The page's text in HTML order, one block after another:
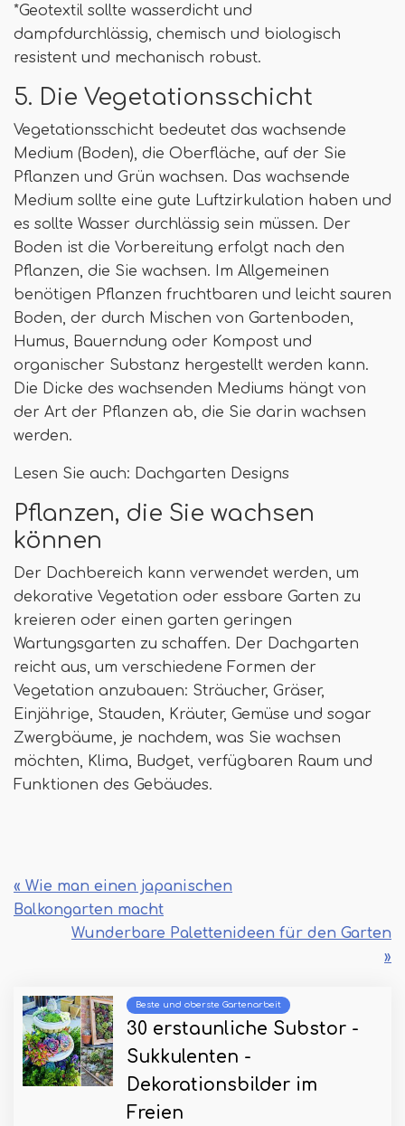
*Geotextil sollte wasserdicht und
dampfdurchlässig, chemisch und biologisch
resistent und mechanisch robust.
5. Die Vegetationsschicht
Vegetationsschicht bedeutet das wachsende
Medium (Boden), die Oberfläche, auf der Sie
Pflanzen und Grün wachsen. Das wachsende
Medium sollte eine gute Luftzirkulation haben und
es sollte Wasser durchlässig sein müssen. Der
Boden ist die Vorbereitung erfolgt nach den
Pflanzen, die Sie wachsen. Im Allgemeinen
benötigen Pflanzen fruchtbaren und leicht sauren
Boden, der durch Mischen von Gartenboden,
Humus, Bauerndung oder Kompost und
organischer Substanz hergestellt werden kann.
Die Dicke des wachsenden Mediums hängt von
der Art der Pflanzen ab, die Sie darin wachsen
werden.
Lesen Sie auch: Dachgarten Designs
Pflanzen, die Sie wachsen
können
Der Dachbereich kann verwendet werden, um
dekorative Vegetation oder essbare Garten zu
kreieren oder einen garten geringen
Wartungsgarten zu schaffen. Der Dachgarten
reicht aus, um verschiedene Formen der
Vegetation anzubauen: Sträucher, Gräser,
Einjährige, Stauden, Kräuter, Gemüse und sogar
Zwergbäume, je nachdem, was Sie wachsen
möchten, Klima, Budget, verfügbaren Raum und
Funktionen des Gebäudes.
« Wie man einen japanischen
Balkongarten macht
Wunderbare Palettenideen für den Garten
»
Beste und oberste Gartenarbeit
30 erstaunliche Substor -
Sukkulenten -
Dekorationsbilder im
Freien